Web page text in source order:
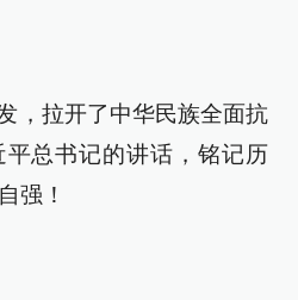
，拉开了中华民族全面抗
总书记的讲话，铭记历
强！